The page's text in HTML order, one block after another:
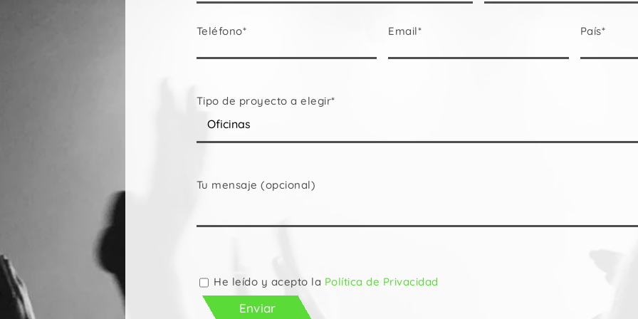
Teléfono* Email* País*
Tipo de proyecto a elegir*
Tu mensaje (opcional)
deja
este
campo
He leído y acepto la Política de Privacidad